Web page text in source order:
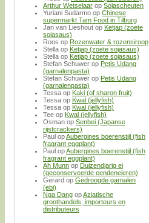
Arthur Wetselaar op Sojascheuten
Yuriani Sudarmo op Chinese
supermarkt Tam Food in Tilburg
Jan van Lieshout op Ketjap (zoete
sojasaus)
Roos op Rozenwater & rozensiroop
Stella op Ketjap (zoete sojasaus)
Stella op Ketjap (zoete sojasaus)
Stefan Schuwer op Petis Udang
(garnalenpasta)
Stefan Schuwer op Petis Udang
(garnalenpasta)
Tessa op Kaki (of sharon fruit)
Tessa op Kwal (jellyfish)
Tessa op Kwal (jellyfish)
Tee op Kwal (jellyfish)
Osman op Senbei (Japanse
rijstcrackers)
Paul opAubergines boerenstijl (fish
fragrant eggplant)
Paul opAubergines boerenstijl (fish
fragrant eggplant)
Ah Munn op Duizendjarig ei
(geconserveerde eendeneieren)
Gerard op Gedroogde garnalen
(ebi)
Nga Dang opAziatische
groothandels, importeurs en
distributeurs